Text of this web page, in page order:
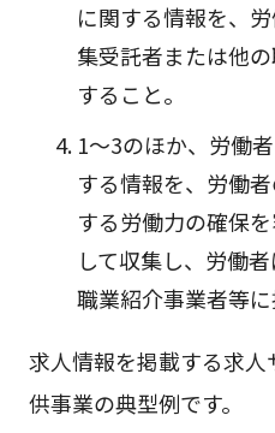
に関する情報を、
集受託者または他
すること。
1～3のほか、労働
する情報を、労働
する労働力の確保
して収集し、労働
職業紹介事業者等に
求人情報を掲載する求
供事業の典型例です。